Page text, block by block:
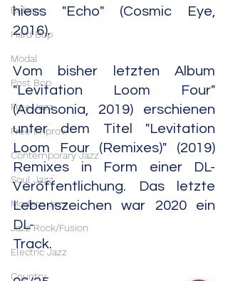
Bebop
Hard Bop
Modal
Post Bop
Free Jazz
Free Improv
Contemporary Jazz
Soul Jazz
Modern Jazz
Jazz Rock/Fusion
Electric Jazz
Country
hiess "Echo" (Cosmic Eye,
2016).
Vom bisher letzten Album
"Levitation Loom Four"
(Adansonia, 2019) erschienen
unter dem Titel "Levitation
Loom Four (Remixes)" (2019)
Remixes in Form einer DL-
Veröffentlichung. Das letzte
Lebenszeichen war 2020 ein
DL-
Track.